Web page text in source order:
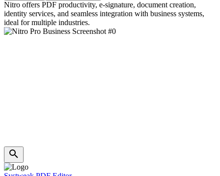
Nitro offers PDF productivity, e-signature, document creation,
identity services, and seamless integration with business systems,
ideal for multiple industries.